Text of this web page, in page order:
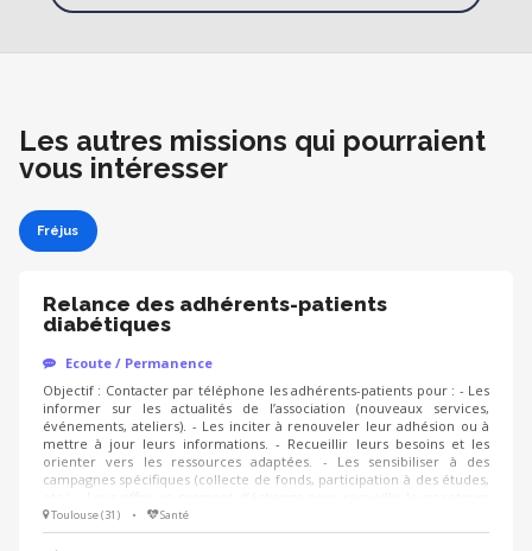
Les autres missions qui pourraient
vous intéresser
Fréjus
Relance des adhérents-patients
diabétiques
Ecoute / Permanence
Objectif : Contacter par téléphone les adhérents-patients pour : - Les
informer sur les actualités de l’association (nouveaux services,
événements, ateliers). - Les inciter à renouveler leur adhésion ou à
mettre à jour leurs informations. - Recueillir leurs besoins et les
orienter vers les ressources adaptées. - Les sensibiliser à des
campagnes spécifiques (collecte de fonds, participation à des études,
ou répondre à leurs questions. Pourquoi cette mission est
importante ? Vous contribuez directement à améliorer la qualité de
Toulouse (31) • Santé